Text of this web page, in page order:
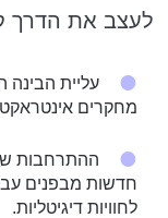
לעצב את הדרך
מחקרים
חדשות מבפנים
לחוויות דיגיטליות.